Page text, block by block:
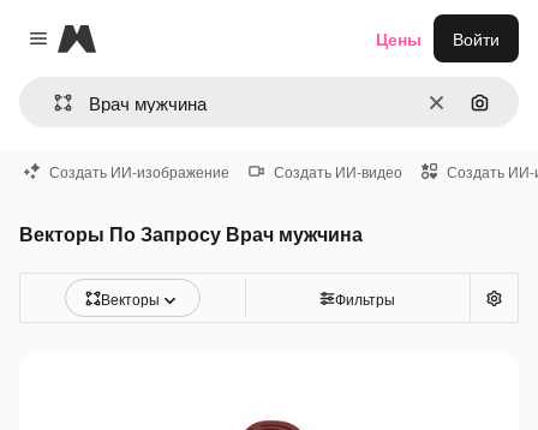
Close menu
Magnific
ОчиститьПоиск
Цены Войти
Создать ИИ-изображение Создать ИИ-видео Создать ИИ-
Векторы По Запросу Врач мужчина
Векторы Фильтры